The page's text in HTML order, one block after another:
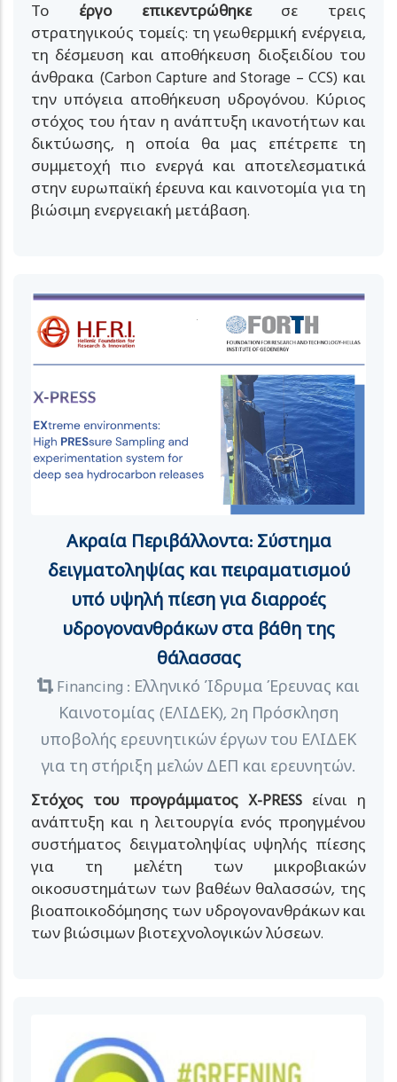
Το έργο επικεντρώθηκεσε τρεις
στρατηγικούς τομείς: τη γεωθερμική ενέργεια,
τη δέσμευση και αποθήκευση διοξειδίου του
άνθρακα (Carbon Capture and Storage – CCS) και
την υπόγεια αποθήκευση υδρογόνου. Κύριος
στόχος του ήταν η ανάπτυξη ικανοτήτων και
δικτύωσης, η οποία θα μας επέτρεπε τη
συμμετοχή πιο ενεργά και αποτελεσματικά
στην ευρωπαϊκή έρευνα και καινοτομία για τη
βιώσιμη ενεργειακή μετάβαση.
Ακραία Περιβάλλοντα: Σύστημα
δειγματοληψίας και πειραματισμού
υπό υψηλή πίεση για διαρροές
υδρογονανθράκων στα βάθη της
θάλασσας
Financing : Ελληνικό Ίδρυμα Έρευνας και
Καινοτομίας (ΕΛΙΔΕΚ), 2η Πρόσκληση
υποβολής ερευνητικών έργων του ΕΛΙΔΕΚ
για τη στήριξη μελών ΔΕΠ και ερευνητών.
Στόχος του προγράμματος X-PRESS είναι η
ανάπτυξη και η λειτουργία ενός προηγμένου
συστήματος δειγματοληψίας υψηλής πίεσης
για τη μελέτη των μικροβιακών
οικοσυστημάτων των βαθέων θαλασσών, της
βιοαποικοδόμησης των υδρογονανθράκων και
των βιώσιμων βιοτεχνολογικών λύσεων.